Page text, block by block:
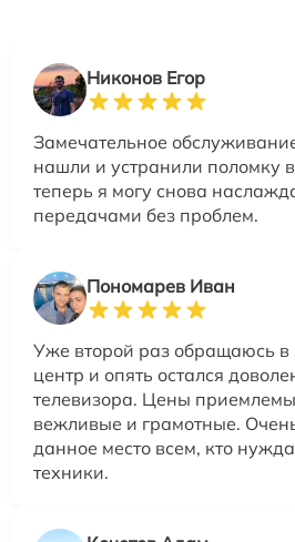
Никонов Егор
Замечательное
нашли и устранили поломку
теперь я могу снова
передачами без проблем.
Пономарев Иван
Уже второй раз обращаюсь в
центр и опять остался
телевизора. Цены
вежливые и грамотные.
данное место всем, кто
техники.